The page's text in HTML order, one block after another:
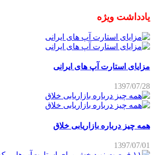
یادداشت ویژه
مزایای استارت آپ های ایرانی
1397/07/28
همه چیز درباره بازاریابی خلاق
1397/07/01